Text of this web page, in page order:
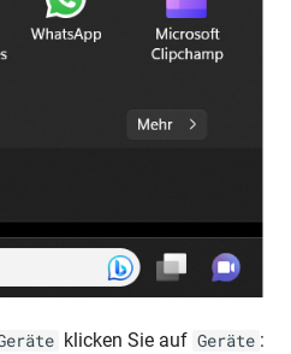
klicken Sie auf Geräte :